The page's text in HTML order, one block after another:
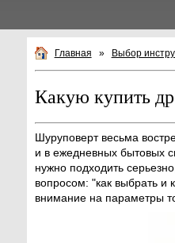
Главная » Выбор
Какую купить
Шуруповерт весьма
и в ежедневных бытовых
нужно подходить
вопросом: "как выбрать и
внимание на параметры